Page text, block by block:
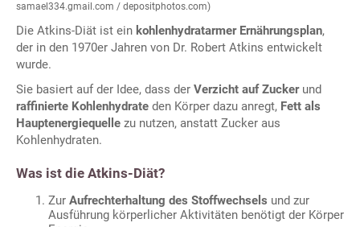
samael334.gmail.com / depositphotos.com)
Die Atkins-Diät ist ein kohlenhydratarmer Ernährungsplan,
der in den 1970er Jahren von Dr. Robert Atkins entwickelt
wurde.
Sie basiert auf der Idee, dass der Verzicht auf Zuckerund
raffinierte Kohlenhydrate den Körper dazu anregt, Fett als
Hauptenergiequelle zu nutzen, anstatt Zucker aus
Kohlenhydraten.
Was ist die Atkins-Diät?
Zur Aufrechterhaltung des Stoffwechsels und zur
Ausführung körperlicher Aktivitäten benötigt der Körper